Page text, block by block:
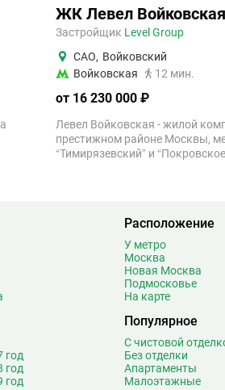
ЖК Левел Войковская
Застройщик Level Group
САО, Войковский
Войковская
12 мин.
от 16 230 000 ₽
Левел Войковская - жилой
престижном районе Москвы,
“Тимирязевский” и
год
год
год
Расположение
У метро
Москва
Новая Москва
Подмосковье
На карте
Популярное
С чистовой
Без отделки
Апартаменты
Малоэтажные